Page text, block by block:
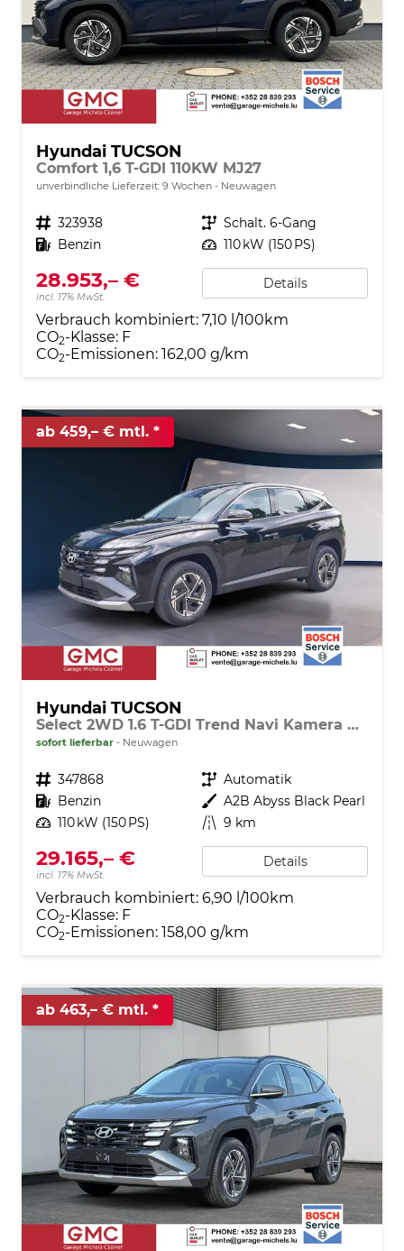
Hyundai TUCSON
Comfort 1,6 T-GDI 110KW MJ27
unverbindliche Lieferzeit: 9 Wochen Neuwagen
Fahrzeugnr. 323938 Getriebe Schalt. 6-Gang
Kraftstoff Benzin Leistung 110 kW (150 PS)
28.953,– €
incl. 17% MwSt.
Details
Verbrauch kombiniert: 7,10 l/100km
CO2-Klasse: F
CO2-Emissionen: 162,00 g/km
ab 459,– € mtl.
Hyundai TUCSON
Select 2WD 1.6 T-GDI Trend Navi Kamera Alu SHZ LED
sofort lieferbar Neuwagen
Fahrzeugnr. 347868 Getriebe Automatik
Kraftstoff Benzin Außenfarbe A2B Abyss Black Pearl
Leistung 110 kW (150 PS) Kilometerstand 9 km
29.165,– €
incl. 17% MwSt.
Details
Verbrauch kombiniert: 6,90 l/100km
CO2-Klasse: F
CO2-Emissionen: 158,00 g/km
ab 463,– € mtl.